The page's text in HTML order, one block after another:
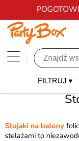
Darmowa
Stojaki na balony
stelażami to
FILTRUJ ▾